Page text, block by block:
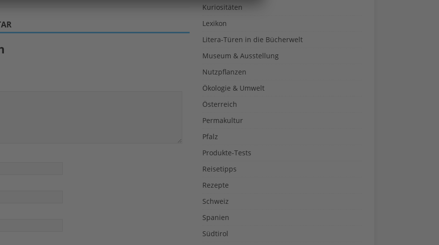
Kuriositäten
Lexikon
Litera-Türen in die Bücherwelt
Museum & Ausstellung
Nutzpflanzen
Ökologie & Umwelt
Österreich
Permakultur
Pfalz
Produkte-Tests
Reisetipps
Rezepte
Schweiz
Spanien
Südtirol